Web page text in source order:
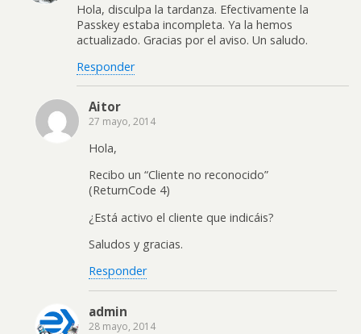
Hola, disculpa la tardanza. Efectivamente la
Passkey estaba incompleta. Ya la hemos
actualizado. Gracias por el aviso. Un saludo.
Responder
Aitor
27 mayo, 2014
Hola,
Recibo un “Cliente no reconocido”
(ReturnCode 4)
¿Está activo el cliente que indicáis?
Saludos y gracias.
Responder
admin
28 mayo, 2014